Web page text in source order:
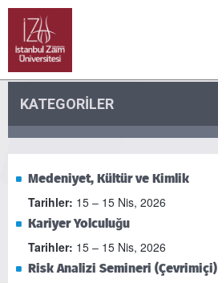
KATEGORİLER
Medeniyet, Kültür ve Kimlik
Tarihler: 15 – 15 Nis, 2026
Kariyer Yolculuğu
Tarihler: 15 – 15 Nis, 2026
Risk Analizi Semineri (Çevrimiçi)